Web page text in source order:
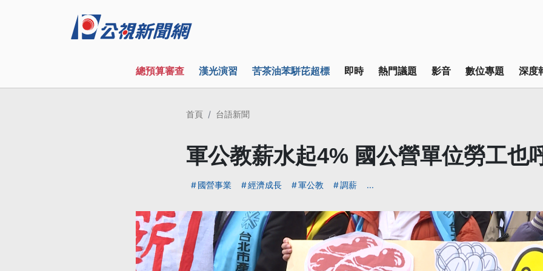
總預算審查 漢光演習 苦茶油苯駢芘超標 即時 熱門議題 影音 數位專題 深度
首頁 台語新聞
軍公教薪水起4% 國公營單位勞工也
國營事業 經濟成長 軍公教 調薪 ...